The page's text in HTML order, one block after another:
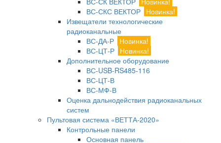
ВС-СКС ВЕКТОР Новинка!
Извещатели технологические
радиоканальные
ВС-ДА-Р Новинка!
ВС-ЦТ-Р Новинка!
Дополнительное оборудование
ВС-USB-RS485-116
ВС-ЦТ-В
ВС-МФ-В
Оценка дальнодействия радиоканальных
систем
Пультовая система «ВЕТТА-2020»
Контрольные панели
Основная панель